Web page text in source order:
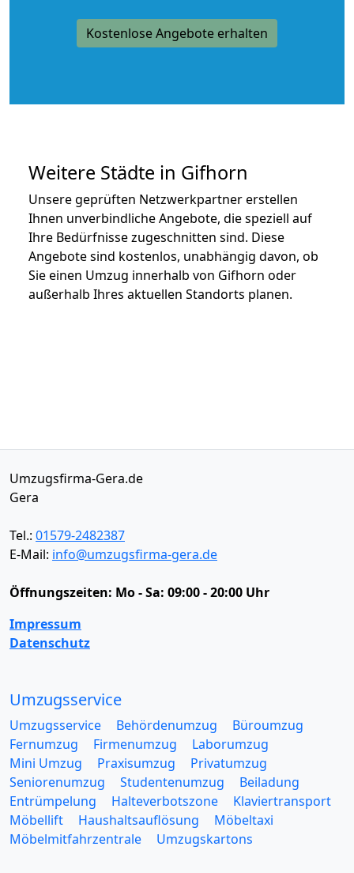
Kostenlose Angebote erhalten
Weitere Städte in Gifhorn
Unsere geprüften Netzwerkpartner erstellen
Ihnen unverbindliche Angebote, die speziell auf
Ihre Bedürfnisse zugeschnitten sind. Diese
Angebote sind kostenlos, unabhängig davon, ob
Sie einen Umzug innerhalb von Gifhorn oder
außerhalb Ihres aktuellen Standorts planen.
Umzugsfirma-Gera.de
Gera
Tel.: 01579-2482387
E-Mail: info@umzugsfirma-gera.de
Öffnungszeiten: Mo - Sa: 09:00 - 20:00 Uhr
Impressum
Datenschutz
Umzugsservice
Umzugsservice Behördenumzug
Büroumzug
Fernumzug
Firmenumzug
Laborumzug
Mini Umzug
Praxisumzug
Privatumzug
Seniorenumzug
Studentenumzug
Beiladung
Entrümpelung
Halteverbotszone
Klaviertransport
Möbellift
Haushaltsauflösung
Möbeltaxi
Möbelmitfahrzentrale
Umzugskartons